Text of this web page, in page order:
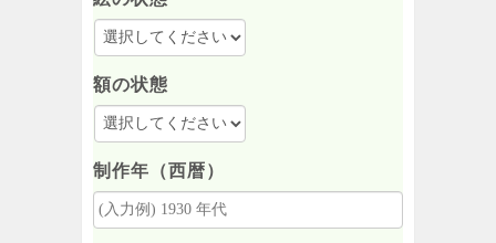
額の状態
制作年（西暦）